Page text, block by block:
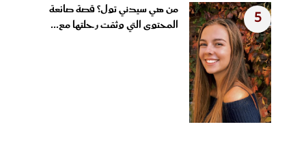
5
من هي سيدني تول؟ قصة صانعة
المحتوى التي وثقت رحلتها مع...